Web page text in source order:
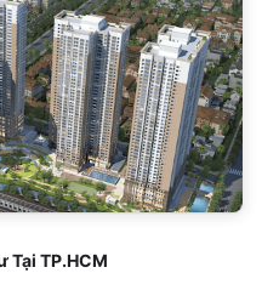
Tại TP.HCM